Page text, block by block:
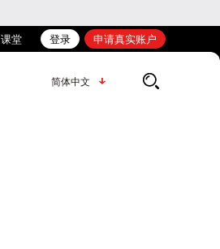
课堂 登录 申请真实账户
简体中文